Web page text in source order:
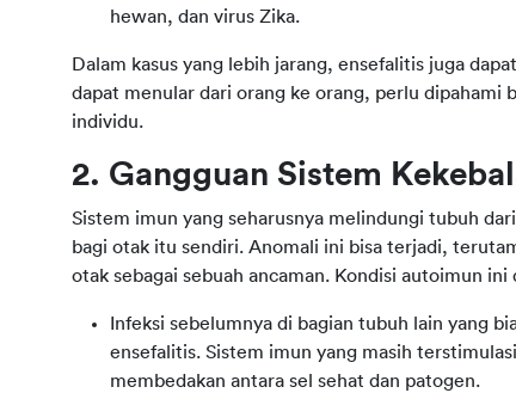
hewan, dan virus Zika.
Dalam kasus yang lebih jarang, ensefalitis juga
dapat menular dari orang ke orang, perlu dipahami
individu.
2. Gangguan Sistem
Sistem imun yang seharusnya melindungi tubuh
bagi otak itu sendiri. Anomali ini bisa terjadi,
otak sebagai sebuah ancaman. Kondisi autoimun
Infeksi sebelumnya di bagian tubuh lain yang
ensefalitis. Sistem imun yang masih
membedakan antara sel sehat dan patogen.